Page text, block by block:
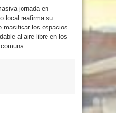
jornada en
local reafirma su
masificar los espacios
al aire libre en los